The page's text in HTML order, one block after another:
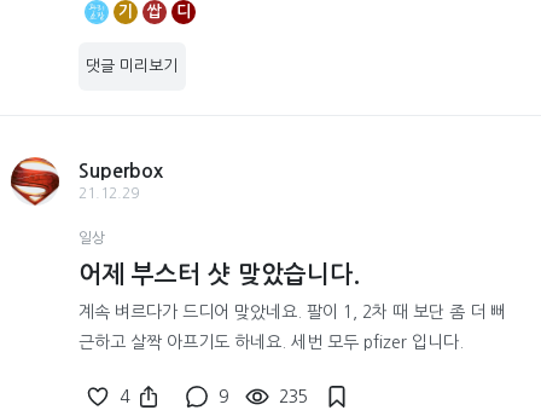
기 쌉 디
댓글 미리보기
Superbox
21.12.29
일상
어제 부스터 샷 맞았습니다.
계속 벼르다가 드디어 맞았네요. 팔이 1, 2차 때 보단 좀 더 뻐
근하고 살짝 아프기도 하네요. 세번 모두 pfizer 입니다.
4 9 235